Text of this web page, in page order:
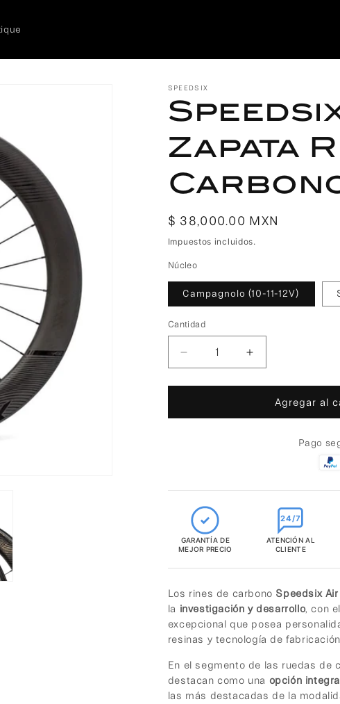
SPEEDSIX
Zapata
Precio
habitual
$ 38,000.00 MXN
Impuestos incluidos.
Núcleo
Campagnolo (10-11-12V)
Cantidad
Reducir
Carbono
para
Ruta
Aumentar
Speedsix
Carbono
para
Agregar al
Pago
GARANTÍA DE
MEJOR PRECIO
24/7
ATENCIÓN AL
CLIENTE
Los rines de carbono Speedsix Air
la investigación y desarrollo, con
excepcional que posea
resinas y tecnología de
En el segmento de las ruedas de
destacan como una opción
las más destacadas de la